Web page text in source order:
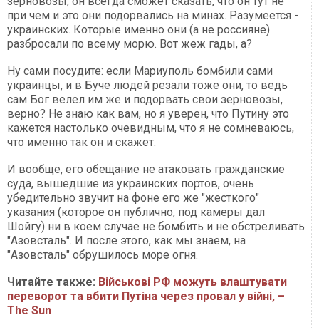
при чем и это они подорвались на минах. Разумеется -
украинских. Которые именно они (а не россияне)
разбросали по всему морю. Вот жеж гады, а?
Ну сами посудите: если Мариуполь бомбили сами
украинцы, и в Буче людей резали тоже они, то ведь
сам Бог велел им же и подорвать свои зерновозы,
верно? Не знаю как вам, но я уверен, что Путину это
кажется настолько очевидным, что я не сомневаюсь,
что именно так он и скажет.
И вообще, его обещание не атаковать гражданские
суда, вышедшие из украинских портов, очень
убедительно звучит на фоне его же "жесткого"
указания (которое он публично, под камеры дал
Шойгу) ни в коем случае не бомбить и не обстреливать
"Азовсталь". И после этого, как мы знаем, на
"Азовсталь" обрушилось море огня.
Читайте также: Військові РФ можуть влаштувати
переворот та вбити Путіна через провал у війні, –
The Sun